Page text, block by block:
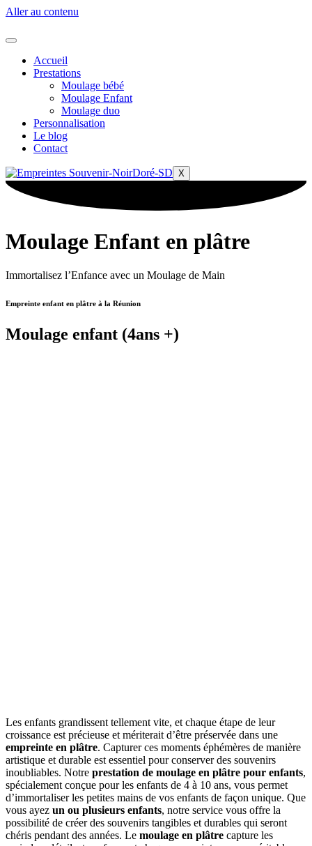
Aller au contenu
Accueil
Prestations
Moulage bébé
Moulage Enfant
Moulage duo
Personnalisation
Le blog
Contact
X
Moulage Enfant en plâtre
Immortalisez l’Enfance avec un Moulage de Main
Empreinte enfant en plâtre à la Réunion
Moulage enfant (4ans +)
Les enfants grandissent tellement vite, et chaque étape de leur
croissance est précieuse et mériterait d’être préservée dans une
empreinte en plâtre. Capturer ces moments éphémères de manière
artistique et durable est essentiel pour conserver des souvenirs
inoubliables. Notre prestation de moulage en plâtre pour enfants,
spécialement conçue pour les enfants de 4 à 10 ans, vous permet
d’immortaliser les petites mains de vos enfants de façon unique. Que
vous ayez un ou plusieurs enfants, notre service vous offre la
possibilité de créer des souvenirs tangibles et durables qui seront
chéris pendant des années. Le moulage en plâtre capture les